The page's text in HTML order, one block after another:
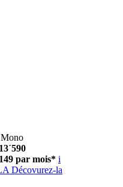
par mois* i
Décovurez-la